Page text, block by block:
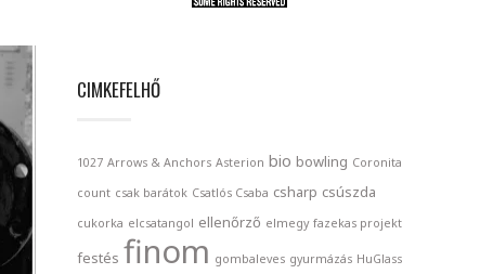
CIMKEFELHŐ
1027 Arrows & Anchors Asterion bio bowling Coronita
count csak barátok Csatlós Csaba csharp csúszda
cukorka elcsatangol ellenőrző elmegy fazekas projekt
festés finom gombaleves gyurmázás HuGlass